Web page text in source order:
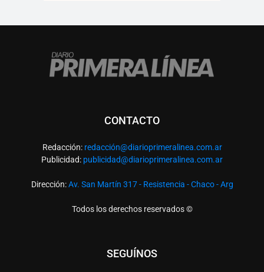
CONTACTO
Redacción: redacción@diarioprimeralinea.com.ar
Publicidad: publicidad@diarioprimeralinea.com.ar
Dirección:Av. San Martín 317 - Resistencia - Chaco - Arg
Todos los derechos reservados ©
SEGUÍNOS